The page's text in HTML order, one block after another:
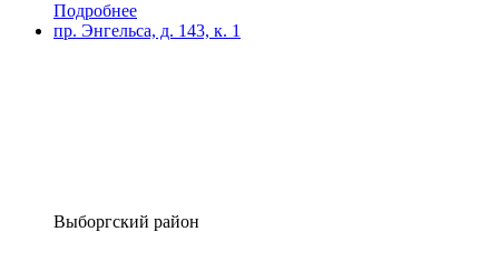
Подробнее
пр. Энгельса, д. 143, к. 1
Выборгский район